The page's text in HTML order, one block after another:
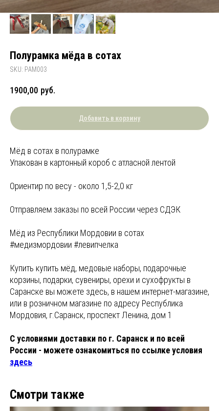
Полурамка мёда в сотах
SKU: РАМ003
1900,00 руб.
Добавить в корзину
Мёд в сотах в полурамке
Упакован в картонный короб с атласной лентой
Ориентир по весу - около 1,5-2,0 кг
Отправляем заказы по всей России через СДЭК
Мёд из Республики Мордовии в сотах
#медизмордовии #левипчелка
Купить купить мёд, медовые наборы, подарочные
корзины, подарки, сувениры, орехи и сухофрукты в
Саранске вы можете здесь, в нашем интернет-магазине,
или в розничном магазине по адресу Республика
Мордовия, г.Саранск, проспект Ленина, дом 1
С условиями доставки по г. Саранск и по всей
России - можете ознакомиться по ссылке условия
здесь
Смотри также